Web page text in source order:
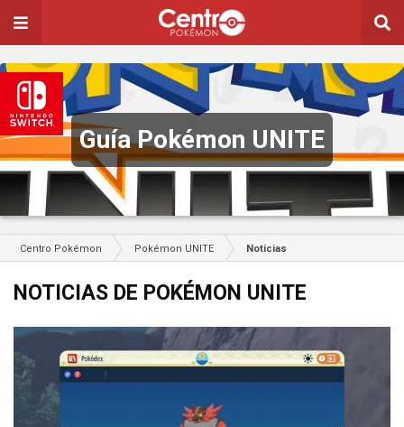
Guía Pokémon UNITE
Centro Pokémon Pokémon UNITE Noticias
NOTICIAS DE POKÉMON UNITE